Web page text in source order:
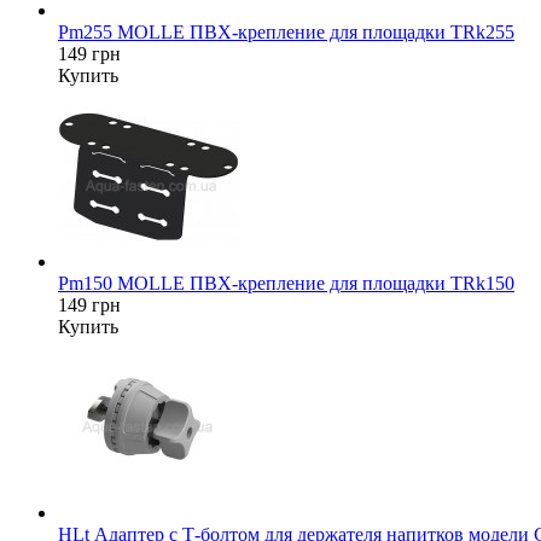
Pm255 MOLLE ПВХ-крепление для площадки TRk255
149 грн
Купить
Pm150 MOLLE ПВХ-крепление для площадки TRk150
149 грн
Купить
HLt Адаптер c Т-болтом для держателя напитков модели